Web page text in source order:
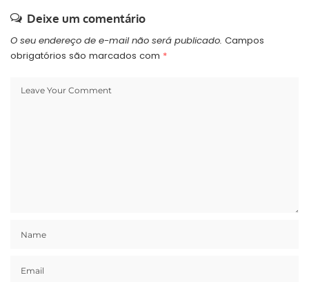
Deixe um comentário
O seu endereço de e-mail não será publicado. Campos
obrigatórios são marcados com *